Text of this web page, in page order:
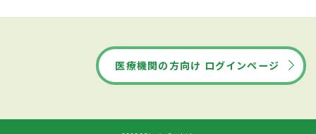
医療機関の方向け ログインページ